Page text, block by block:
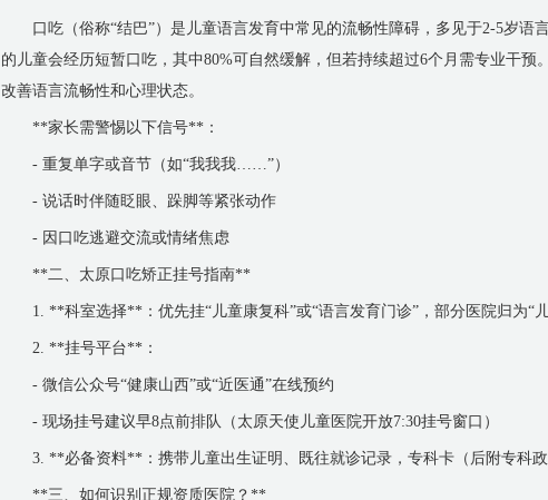
口吃（俗称“结巴”）是儿童语言发育中常见的流畅性障碍，多见于2-5岁
的儿童会经历短暂口吃，其中80%可自然缓解，但若持续超过6个月需专业干
改善语言流畅性和心理状态。
**家长需警惕以下信号**：
- 重复单字或音节（如“我我我……”）
- 说话时伴随眨眼、跺脚等紧张动作
- 因口吃逃避交流或情绪焦虑
**二、太原口吃矫正挂号指南**
1. **科室选择**：优先挂“儿童康复科”或“语言发育门诊”，部分医院归为“
2. **挂号平台**：
- 微信公众号“健康山西”或“近医通”在线预约
- 现场挂号建议早8点前排队（太原天使儿童医院开放7:30挂号窗口）
3. **必备资料**：携带儿童出生证明、既往就诊记录，专科卡（后附专科
**三、如何识别正规资质医院？**